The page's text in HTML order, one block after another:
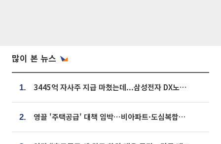
많이 본 뉴스
1. 3445억 자사주 지급 마쳤는데...삼성전자 DX노조, 뒤늦은 '떼쓰기 집회'
2. 영끌 '주택공급' 대책 임박⋯비아파트·도심복합까지 총동원